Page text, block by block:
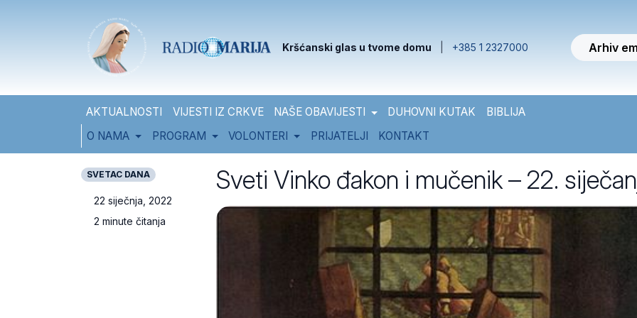
Kršćanski glas u tvome domu +385 1 2327000 Arhiv
AKTUALNOSTI VIJESTI IZ CRKVE NAŠE OBAVIJESTI DUHOVNI KUTAK
BIBLIJA
O NAMA
PROGRAM VOLONTERI PRIJATELJI KONTAKT
SVETAC DANA
22 siječnja, 2022
2 minute čitanja
Sveti Vinko đakon i mučenik – 22.